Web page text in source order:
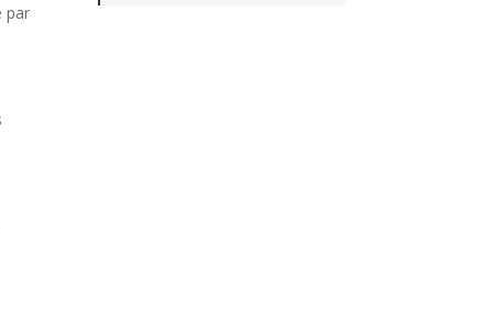
par